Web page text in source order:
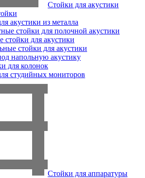
Стойки для акустики
акустики из металла
стойки для полочной акустики
стойки для акустики
cтойки для акустики
напольную акустику
для колонок
студийных мониторов
Стойки для аппаратуры